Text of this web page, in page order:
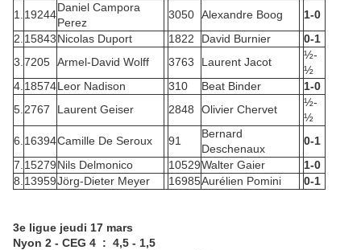
1. 19244
Daniel Campora
Perez
3050 Alexandre Boog
1-0
2. 15843Nicolas Duport 1822 David Burnier
0-1
3. 7205 Armel-David Wolff 3763 Laurent Jacot
½-
½
4. 18574Leor Nadison 310 Beat Binder
1-0
5. 2767 Laurent Geiser 2848 Olivier Chervet
½-
½
6. 16394Camille De Seroux 91
Bernard
Deschenaux
0-1
7. 15279Nils Delmonico 10529Walter Gaier
1-0
8. 13959Jörg-Dieter Meyer 16985Aurélien Pomini 0-1
3e ligue jeudi 17 mars
Nyon 2 - CEG 4 : 4,5 - 1,5